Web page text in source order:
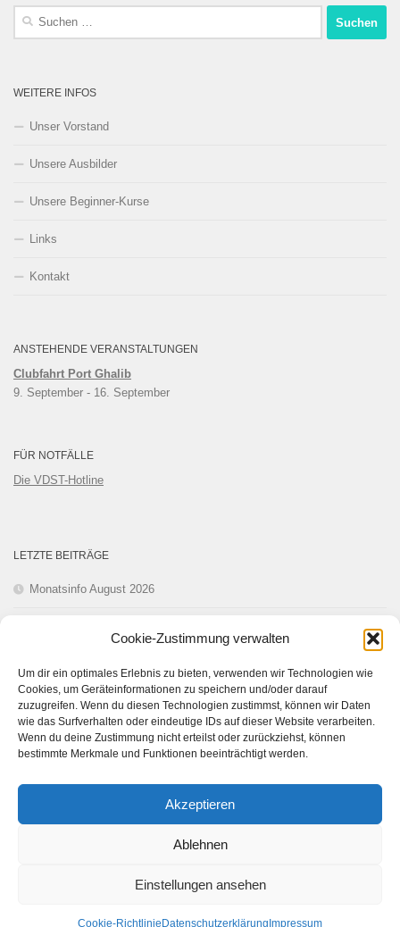
Cookie-Zustimmung verwalten
Um dir ein optimales Erlebnis zu bieten, verwenden wir Technologien wie
Cookies, um Geräteinformationen zu speichern und/oder darauf
zuzugreifen. Wenn du diesen Technologien zustimmst, können wir Daten
wie das Surfverhalten oder eindeutige IDs auf dieser Website verarbeiten.
Wenn du deine Zustimmung nicht erteilst oder zurückziehst, können
bestimmte Merkmale und Funktionen beeinträchtigt werden.
Akzeptieren
Ablehnen
Einstellungen ansehen
Cookie-Richtlinie Datenschutzerklärung Impressum
Suchen
WEITERE INFOS
Unser Vorstand
Unsere Ausbilder
Unsere Beginner-Kurse
Links
Kontakt
ANSTEHENDE VERANSTALTUNGEN
Clubfahrt Port Ghalib
9. September - 16. September
FÜR NOTFÄLLE
Die VDST-Hotline
LETZTE BEITRÄGE
Monatsinfo August 2026
Monatsinfo Mai 2026
Monatsinfo April 2026
Tauchclub Seeteufel München © 2026. Alle Rechte vorbehalten.